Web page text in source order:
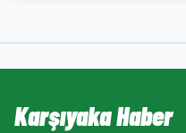
Karşıyaka Haber